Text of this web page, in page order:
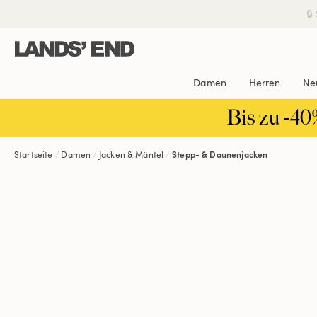
Inhalt
Navigation
Suche
Damen Herren
Bis zu -
Startseite Damen Jacken & Mäntel Stepp- & Daunenjacken